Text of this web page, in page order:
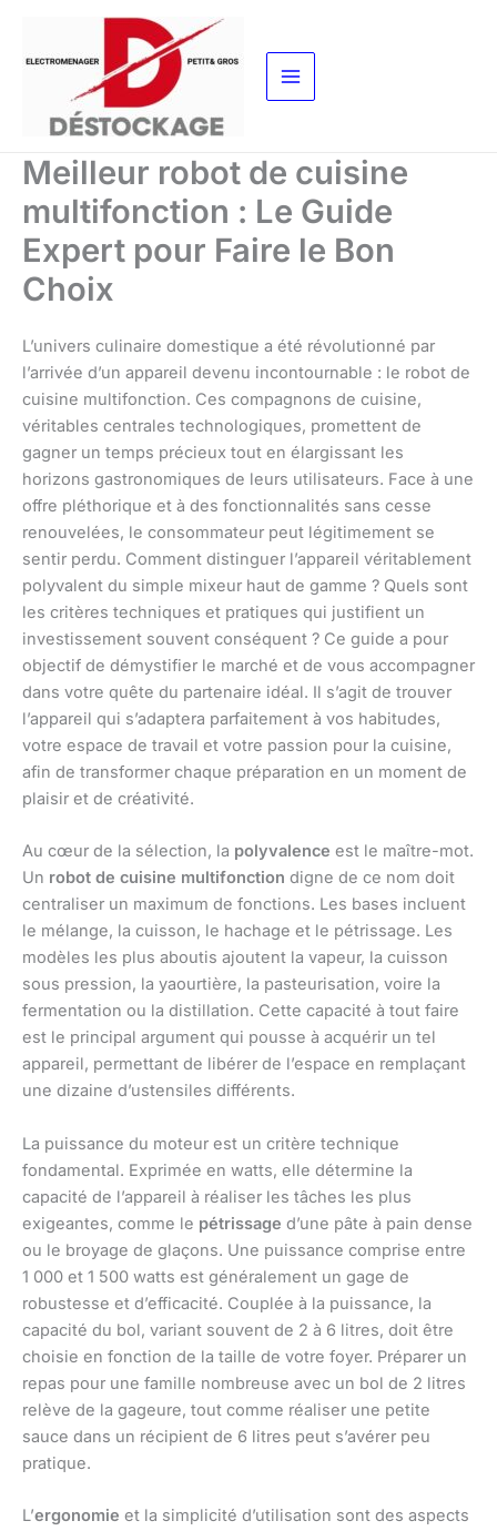
contenu
Meilleur robot de cuisine
multifonction : Le Guide
Expert pour Faire le Bon
Choix
L’univers culinaire domestique a été révolutionné par
l’arrivée d’un appareil devenu incontournable : le robot de
cuisine multifonction. Ces compagnons de cuisine,
véritables centrales technologiques, promettent de
gagner un temps précieux tout en élargissant les
horizons gastronomiques de leurs utilisateurs. Face à une
offre pléthorique et à des fonctionnalités sans cesse
renouvelées, le consommateur peut légitimement se
sentir perdu. Comment distinguer l’appareil véritablement
polyvalent du simple mixeur haut de gamme ? Quels sont
les critères techniques et pratiques qui justifient un
investissement souvent conséquent ? Ce guide a pour
objectif de démystifier le marché et de vous accompagner
dans votre quête du partenaire idéal. Il s’agit de trouver
l’appareil qui s’adaptera parfaitement à vos habitudes,
votre espace de travail et votre passion pour la cuisine,
afin de transformer chaque préparation en un moment de
plaisir et de créativité.
Au cœur de la sélection, la polyvalence est le maître-mot.
Un robot de cuisine multifonction digne de ce nom doit
centraliser un maximum de fonctions. Les bases incluent
le mélange, la cuisson, le hachage et le pétrissage. Les
modèles les plus aboutis ajoutent la vapeur, la cuisson
sous pression, la yaourtière, la pasteurisation, voire la
fermentation ou la distillation. Cette capacité à tout faire
est le principal argument qui pousse à acquérir un tel
appareil, permettant de libérer de l’espace en remplaçant
une dizaine d’ustensiles différents.
La puissance du moteur est un critère technique
fondamental. Exprimée en watts, elle détermine la
capacité de l’appareil à réaliser les tâches les plus
exigeantes, comme le pétrissage d’une pâte à pain dense
ou le broyage de glaçons. Une puissance comprise entre
1 000 et 1 500 watts est généralement un gage de
robustesse et d’efficacité. Couplée à la puissance, la
capacité du bol, variant souvent de 2 à 6 litres, doit être
choisie en fonction de la taille de votre foyer. Préparer un
repas pour une famille nombreuse avec un bol de 2 litres
relève de la gageure, tout comme réaliser une petite
sauce dans un récipient de 6 litres peut s’avérer peu
pratique.
L’ergonomie et la simplicité d’utilisation sont des aspects